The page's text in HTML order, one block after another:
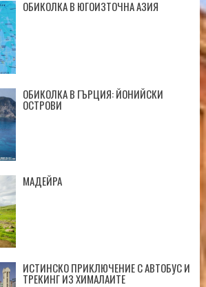
ОБИКОЛКА В ЮГОИЗТОЧНА АЗИЯ
ОБИКОЛКА В ГЪРЦИЯ: ЙОНИЙСКИ
ОСТРОВИ
МАДЕЙРА
ИСТИНСКО ПРИКЛЮЧЕНИЕ С АВТОБУС И
ТРЕКИНГ ИЗ ХИМАЛАИТЕ